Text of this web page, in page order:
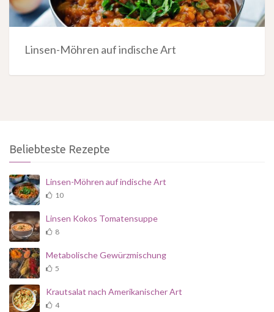
Linsen-Möhren auf indische Art
Beliebteste Rezepte
Linsen-Möhren auf indische Art
10
Linsen Kokos Tomatensuppe
8
Metabolische Gewürzmischung
5
Krautsalat nach Amerikanischer Art
4